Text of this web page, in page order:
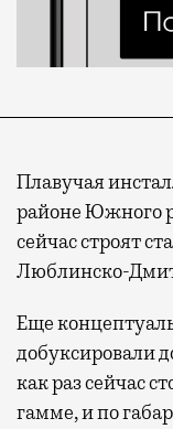
Плавучая
районе Южного
сейчас строят
Люблинско-
Еще
добуксировали
как раз сейчас
гамме, и по